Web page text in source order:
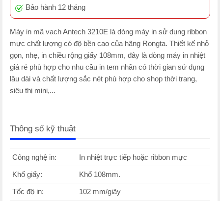
Bảo hành 12 tháng
Máy in mã vạch Antech 3210E là dòng máy in sử dụng ribbon
mực chất lượng có độ bền cao của hãng Rongta. Thiết kế nhỏ
gọn, nhẹ, in chiều rộng giấy 108mm, đây là dòng máy in nhiệt
giá rẻ phù hợp cho nhu cầu in tem nhãn có thời gian sử dụng
lâu dài và chất lượng sắc nét phù hợp cho shop thời trang,
siêu thị mini,...
Thông số kỹ thuật
Công nghệ in: In nhiệt trực tiếp hoặc ribbon mực
Khổ giấy: Khổ 108mm.
Tốc độ in: 102 mm/giây